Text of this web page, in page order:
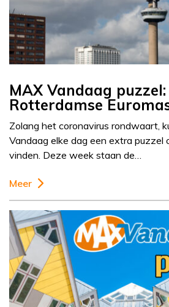
MAX Vandaag puzzel:
Rotterdamse
Zolang het coronavirus rondwaart,
Vandaag elke dag een extra puzzel
vinden. Deze week staan de…
Meer